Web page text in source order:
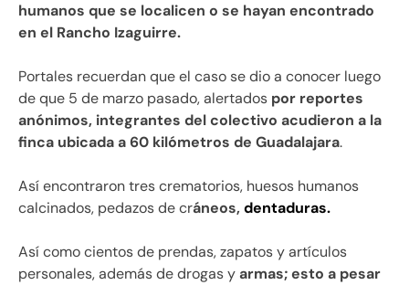
humanos que se localicen o se hayan encontrado
en el Rancho Izaguirre.
Portales recuerdan que el caso se dio a conocer luego
de que 5 de marzo pasado, alertados por reportes
anónimos, integrantes del colectivo acudieron a la
finca ubicada a 60 kilómetros de Guadalajara.
Así encontraron tres crematorios, huesos humanos
calcinados, pedazos de cráneos, dentaduras.
Así como cientos de prendas, zapatos y artículos
personales, además de drogas yarmas; esto a pesar